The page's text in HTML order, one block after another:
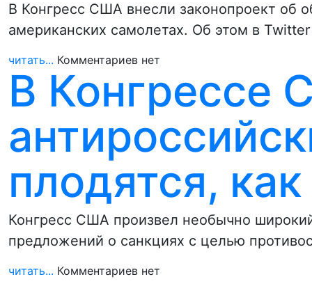
В Конгресс США внесли законопроект об
американских самолетах. Об этом в
читать... Комментариев нет
В Конгрессе
плодятся,
Конгресс США произвел необычно
предложений о санкциях с целью
читать... Комментариев нет